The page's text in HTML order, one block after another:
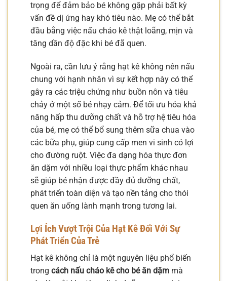
trọng để đảm bảo bé không gặp phải bất kỳ
vấn đề dị ứng hay khó tiêu nào. Mẹ có thể bắt
đầu bằng việc nấu cháo kê thật loãng, mịn và
tăng dần độ đặc khi bé đã quen.
Ngoài ra, cần lưu ý rằng hạt kê không nên nấu
chung với hạnh nhân vì sự kết hợp này có thể
gây ra các triệu chứng như buồn nôn và tiêu
chảy ở một số bé nhạy cảm. Để tối ưu hóa khả
năng hấp thu dưỡng chất và hỗ trợ hệ tiêu hóa
của bé, mẹ có thể bổ sung thêm sữa chua vào
các bữa phụ, giúp cung cấp men vi sinh có lợi
cho đường ruột. Việc đa dạng hóa thực đơn
ăn dặm với nhiều loại thực phẩm khác nhau
sẽ giúp bé nhận được đầy đủ dưỡng chất,
phát triển toàn diện và tạo nền tảng cho thói
quen ăn uống lành mạnh trong tương lai.
Lợi Ích Vượt Trội Của Hạt Kê Đối Với Sự
Phát Triển Của Trẻ
Hạt kê không chỉ là một nguyên liệu phổ biến
trong cách nấu cháo kê cho bé ăn dặm mà